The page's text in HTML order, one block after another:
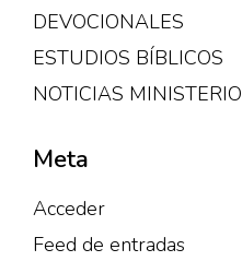
DEVOCIONALES
ESTUDIOS BÍBLICOS
NOTICIAS MINISTERIO
Meta
Acceder
Feed de entradas